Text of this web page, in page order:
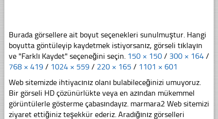
Burada görsellere ait boyut seçenekleri sunulmuştur. Hangi
boyutta göntüleyip kaydetmek istiyorsanız, görseli tıklayın
ve "Farklı Kaydet" seçeneğini seçin. 150 × 150 / 300 × 164 /
768 × 419 / 1024 × 559 / 220 × 165 / 1101 × 601
Web sitemizde ihtiyacınız olanı bulabileceğinizi umuyoruz.
Bir görseli HD çözünürlükte veya en azından mükemmel
görüntülerle gösterme çabasındayız. marmara2 Web sitemizi
ziyaret ettiğiniz teşekkür ederiz. Aradığınız görselleri